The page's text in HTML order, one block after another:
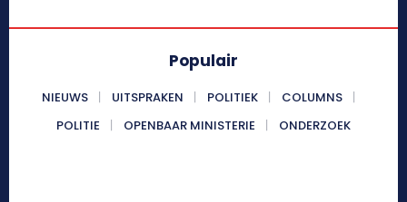
Populair
NIEUWS UITSPRAKEN POLITIEK
COLUMNS
POLITIE
OPENBAAR MINISTERIE ONDERZOEK